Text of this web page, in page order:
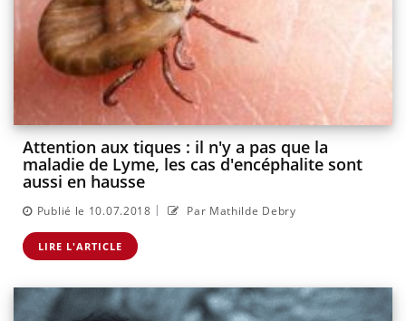
Attention aux tiques : il n'y a pas que la
maladie de Lyme, les cas d'encéphalite sont
aussi en hausse
Publié le 10.07.2018 | Par Mathilde Debry
LIRE L'ARTICLE